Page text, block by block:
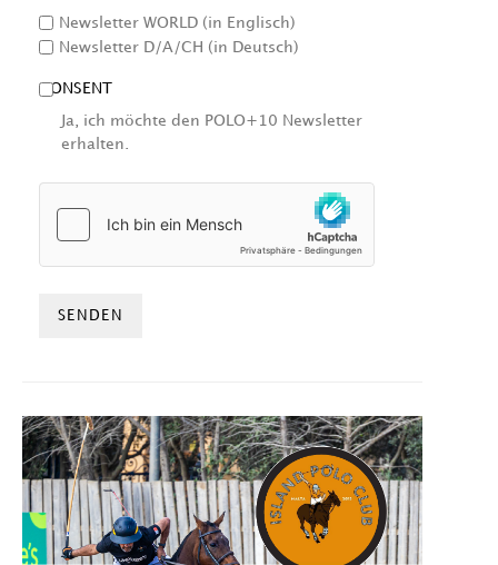
Newsletter WORLD (in Englisch)
Newsletter D/A/CH (in Deutsch)
CONSENT
Ja, ich möchte den POLO+10 Newsletter
erhalten.